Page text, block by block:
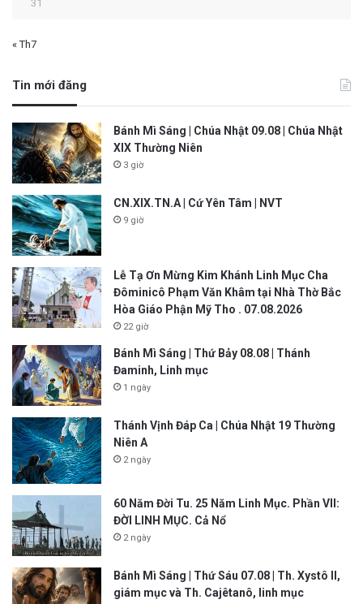
31
« Th7
Tin mới đăng
Bánh Mì Sáng | Chúa Nhật 09.08 | Chúa Nhật
XIX Thường Niên
3 giờ
CN.XIX.TN.A | Cứ Yên Tâm | NVT
9 giờ
Lễ Tạ Ơn Mừng Kim Khánh Linh Mục Cha
Đôminicô Phạm Văn Khâm tại Nhà Thờ Bắc
Hòa Giáo Phận Mỹ Tho . 07.08.2026
22 giờ
Bánh Mì Sáng | Thứ Bảy 08.08 | Thánh
Đaminh, Linh mục
1 ngày
Thánh Vịnh Đáp Ca | Chúa Nhật 19 Thường
Niên A
2 ngày
60 Năm Đời Tu. 25 Năm Linh Mục. Phần VII:
ĐỜI LINH MỤC. Cả Nổ
2 ngày
Bánh Mì Sáng | Thứ Sáu 07.08 | Th. Xystô II,
giám mục và Th. Cajêtanô, linh mục